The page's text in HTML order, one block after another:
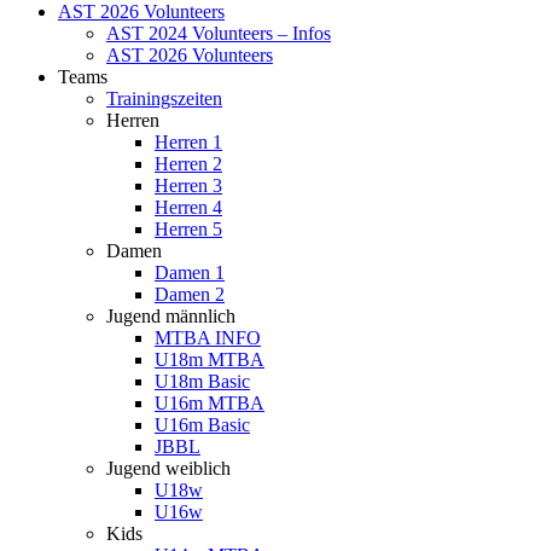
AST 2026 Volunteers
AST 2024 Volunteers – Infos
AST 2026 Volunteers
Teams
Trainingszeiten
Herren
Herren 1
Herren 2
Herren 3
Herren 4
Herren 5
Damen
Damen 1
Damen 2
Jugend männlich
MTBA INFO
U18m MTBA
U18m Basic
U16m MTBA
U16m Basic
JBBL
Jugend weiblich
U18w
U16w
Kids